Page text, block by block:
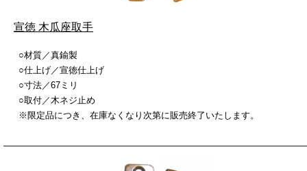
宣徳 木瓜座取手
○材質／真鍮製
○仕上げ／宣徳仕上げ
○寸法／67ミリ
○取付／木ネジ止め
※限定品につき、在庫なくなり次第に販売終了いたします。